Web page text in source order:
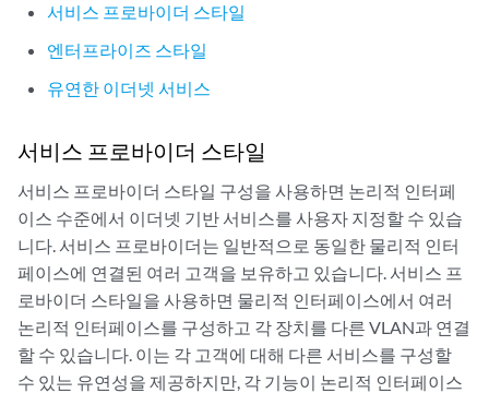
서비스 프로바이더 스타일
엔터프라이즈 스타일
유연한 이더넷 서비스
서비스 프로바이더 스타일
서비스 프로바이더 스타일 구성을 사용하면 논리적 인터페
이스 수준에서 이더넷 기반 서비스를 사용자 지정할 수 있습
니다. 서비스 프로바이더는 일반적으로 동일한 물리적 인터
페이스에 연결된 여러 고객을 보유하고 있습니다. 서비스 프
로바이더 스타일을 사용하면 물리적 인터페이스에서 여러
논리적 인터페이스를 구성하고 각 장치를 다른 VLAN과 연결
할 수 있습니다. 이는 각 고객에 대해 다른 서비스를 구성할
수 있는 유연성을 제공하지만, 각 기능이 논리적 인터페이스